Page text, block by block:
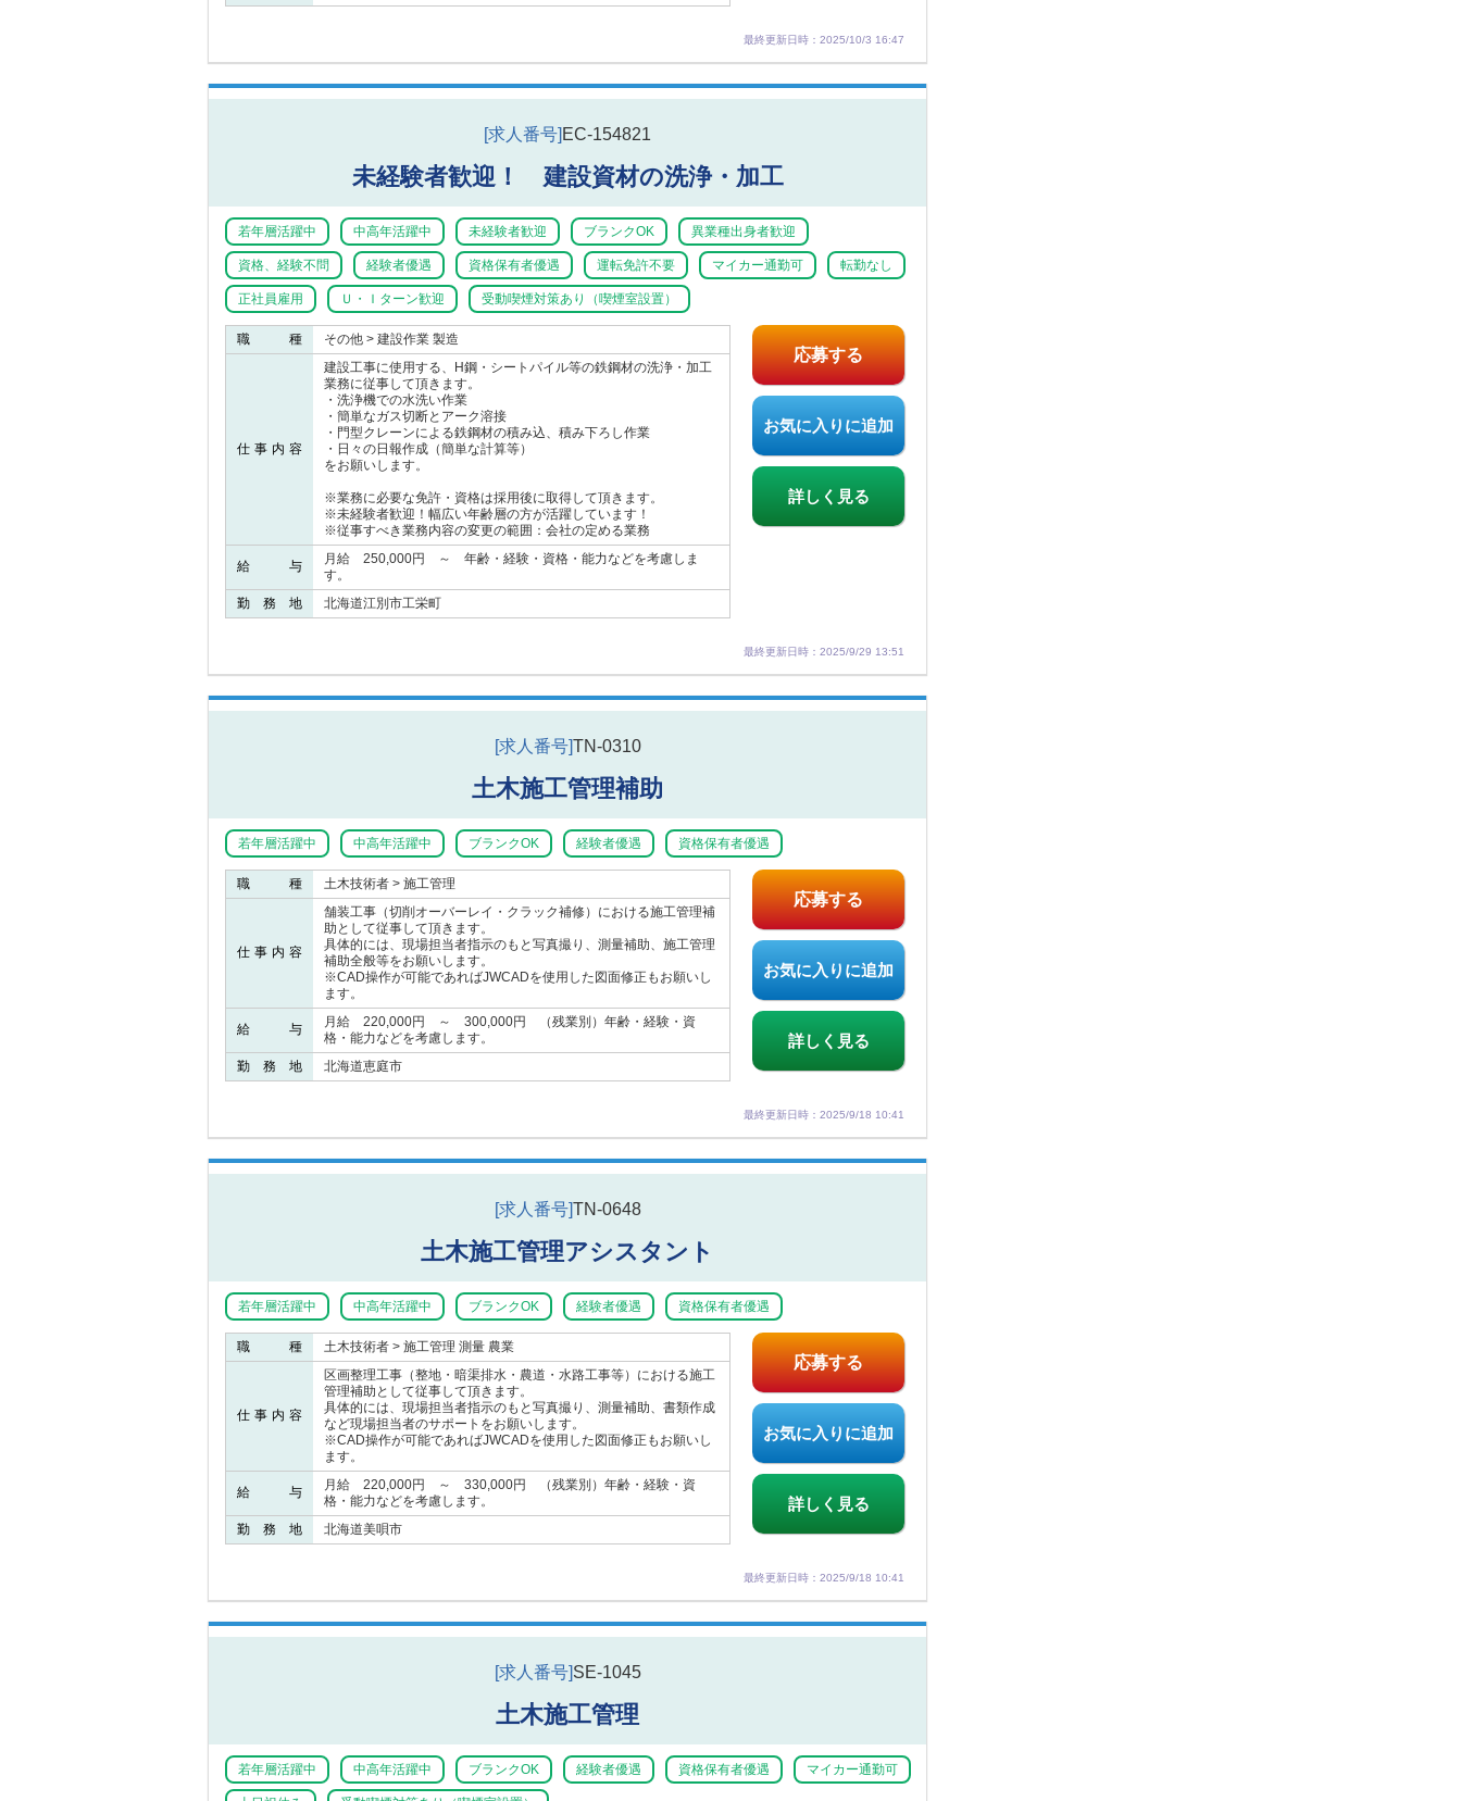
最終更新日時：2025/10/3 16:47
[求人番号] EC-154821
未経験者歓迎！ 建設資材の洗浄・加工
若年層活躍中 中高年活躍中 未経験者歓迎 ブランクOK 異業種出身者歓迎
資格、経験不問 経験者優遇 資格保有者優遇 運転免許不要 マイカー通勤可 転勤なし
正社員雇用 Ｕ・Ｉターン歓迎 受動喫煙対策あり（喫煙室設置）
職 種 その他 > 建設作業 製造
仕事内容
建設工事に使用する、H鋼・シートパイル等の鉄鋼材の洗浄・加工
業務に従事して頂きます。
・洗浄機での水洗い作業
・簡単なガス切断とアーク溶接
・門型クレーンによる鉄鋼材の積み込、積み下ろし作業
・日々の日報作成（簡単な計算等）
をお願いします。
※業務に必要な免許・資格は採用後に取得して頂きます。
※未経験者歓迎！幅広い年齢層の方が活躍しています！
※従事すべき業務内容の変更の範囲：会社の定める業務
給 与
月給 250,000円 ～ 年齢・経験・資格・能力などを考慮しま
す。
勤 務 地
北海道江別市工栄町
応募する
お気に入りに追加
詳しく見る
最終更新日時：2025/9/29 13:51
[求人番号]TN-0310
土木施工管理補助
若年層活躍中 中高年活躍中 ブランクOK 経験者優遇 資格保有者優遇
職 種 土木技術者 > 施工管理
仕事内容
舗装工事（切削オーバーレイ・クラック補修）における施工管理補
助として従事して頂きます。
具体的には、現場担当者指示のもと写真撮り、測量補助、施工管理
補助全般等をお願いします。
※CAD操作が可能であればJWCADを使用した図面修正もお願いし
ます。
給 与
月給 220,000円 ～ 300,000円 （残業別）年齢・経験・資
格・能力などを考慮します。
勤 務 地
北海道恵庭市
応募する
お気に入りに追加
詳しく見る
最終更新日時：2025/9/18 10:41
[求人番号]TN-0648
土木施工管理アシスタント
若年層活躍中 中高年活躍中 ブランクOK 経験者優遇 資格保有者優遇
職 種 土木技術者 > 施工管理 測量 農業
仕事内容
区画整理工事（整地・暗渠排水・農道・水路工事等）における施工
管理補助として従事して頂きます。
具体的には、現場担当者指示のもと写真撮り、測量補助、書類作成
など現場担当者のサポートをお願いします。
※CAD操作が可能であればJWCADを使用した図面修正もお願いし
ます。
給 与
月給 220,000円 ～ 330,000円 （残業別）年齢・経験・資
格・能力などを考慮します。
勤 務 地
北海道美唄市
応募する
お気に入りに追加
詳しく見る
最終更新日時：2025/9/18 10:41
[求人番号]SE-1045
土木施工管理
若年層活躍中 中高年活躍中 ブランクOK 経験者優遇 資格保有者優遇 マイカー通勤可